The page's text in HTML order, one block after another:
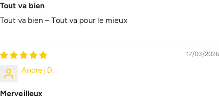
Tout va bien
Tout va bien – Tout va pour le mieux
17/03/2026
Andrej D.
Merveilleux